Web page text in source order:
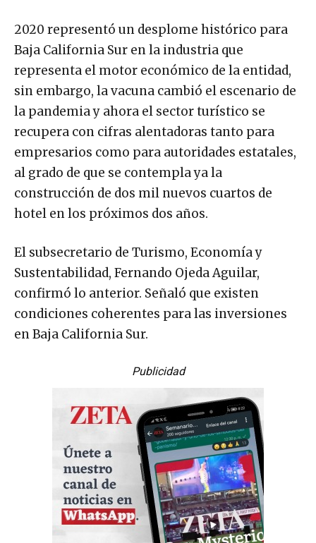
2020 representó un desplome histórico para
Baja California Sur en la industria que
representa el motor económico de la entidad,
sin embargo, la vacuna cambió el escenario de
la pandemia y ahora el sector turístico se
recupera con cifras alentadoras tanto para
empresarios como para autoridades estatales,
al grado de que se contempla ya la
construcción de dos mil nuevos cuartos de
hotel en los próximos dos años.
El subsecretario de Turismo, Economía y
Sustentabilidad, Fernando Ojeda Aguilar,
confirmó lo anterior. Señaló que existen
condiciones coherentes para las inversiones
en Baja California Sur.
Publicidad